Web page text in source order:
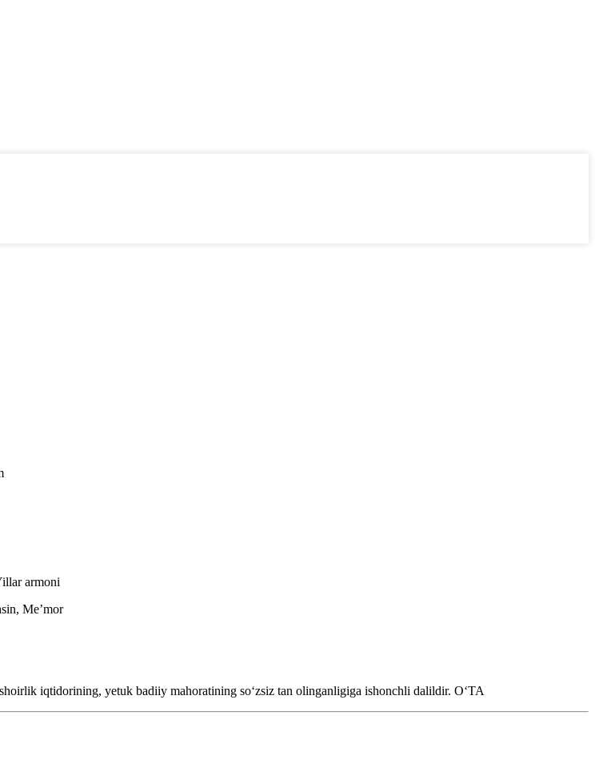
armoni
Meʼmor
iqtidorining, yetuk badiiy mahoratining soʻzsiz tan olinganligiga ishonchli dalildir. OʻTA